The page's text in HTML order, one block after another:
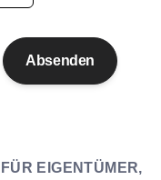
Absenden
EIGENTÜMER,